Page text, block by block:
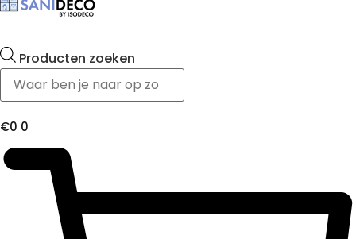
Producten zoeken
€0 0